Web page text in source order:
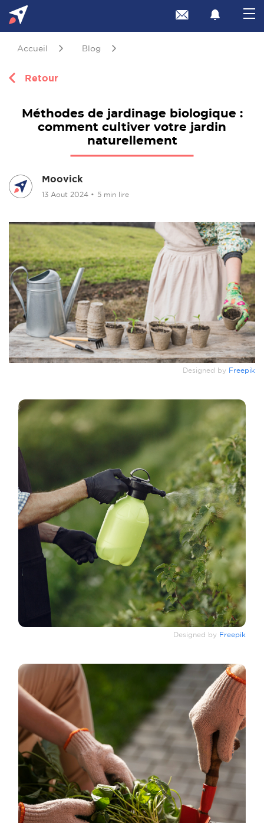
Accueil Blog
Retour
Méthodes de jardinage biologique :
comment cultiver votre jardin
naturellement
Moovick
13 Aout 2024 • 5 min lire
Designed by Freepik
Designed by Freepik